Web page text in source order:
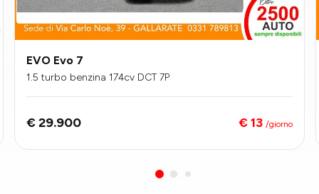
EVO Evo 7
1.5 turbo benzina 174cv DCT 7P
€ 29.900 € 13 /giorno